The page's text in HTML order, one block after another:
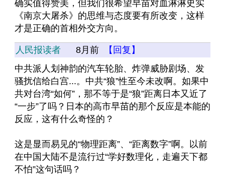
确实值得赞美，但我们很希望早苗对血淋淋史实
《南京大屠杀》的思维与态度要有所改变，这样
才是正确的首相外交方向。
人民报读者 8月前
【回复】
中共派人划神韵的汽车轮胎、炸弹威胁剧场、发
骚扰信给白宫...。中共“狼”性至今未改啊。如果中
共对台湾“如何”，那不等于是“狼”距离日本又近了
“一步”了吗？日本的高市早苗的那个反应是本能的
反应，这有什么奇怪的？
这是显而易见的“物理距离”、“距离数字”啊。以前
在中国大陆不是流行过“学好数理化，走遍天下都
不怕”这句话吗？